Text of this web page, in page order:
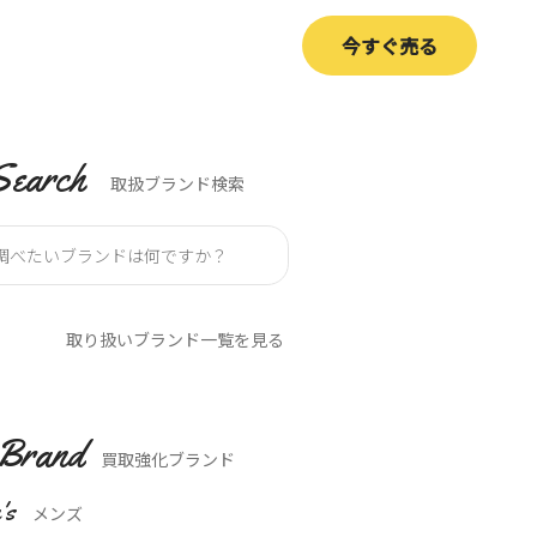
今すぐ売る
取扱ブランド検索
取り扱いブランド一覧を見る
買取強化ブランド
メンズ